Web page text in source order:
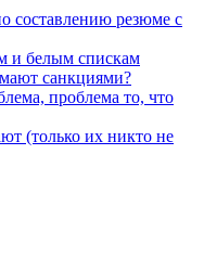
составлению резюме с
и белым спискам
санкциями?
проблема то, что
(только их никто не